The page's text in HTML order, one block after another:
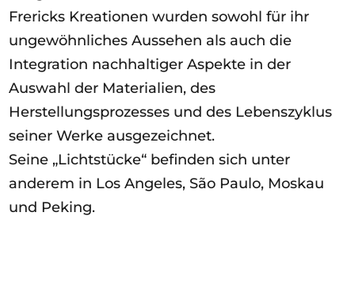
Frericks Kreationen wurden sowohl für ihr
ungewöhnliches Aussehen als auch die
Integration nachhaltiger Aspekte in der
Auswahl der Materialien, des
Herstellungsprozesses und des Lebenszyklus
seiner Werke ausgezeichnet.
Seine „Lichtstücke“ befinden sich unter
anderem in Los Angeles, São Paulo, Moskau
und Peking.